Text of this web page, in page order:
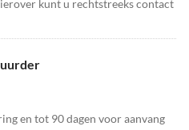
kunt u rechtstreeks contact
en tot 90 dagen voor aanvang